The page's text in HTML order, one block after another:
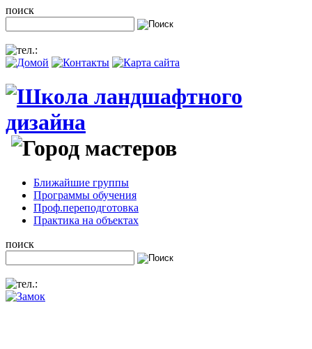
поиск
Ближайшие группы
Программы обучения
Проф.переподготовка
Практика на объектах
поиск